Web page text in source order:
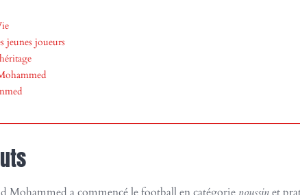
jeunes joueurs